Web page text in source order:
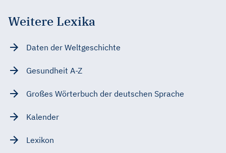
Weitere Lexika
Daten der Weltgeschichte
Gesundheit A-Z
Großes Wörterbuch der deutschen Sprache
Kalender
Lexikon